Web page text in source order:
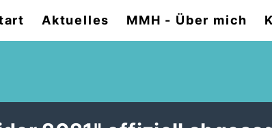
Aktuelles MMH - Über mich